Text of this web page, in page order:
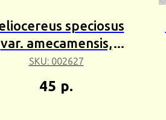
speciosus
var. amecamensis,
speciosus var.
amecamensis
(Гелиоцереус
SKU: 002627
45 р.